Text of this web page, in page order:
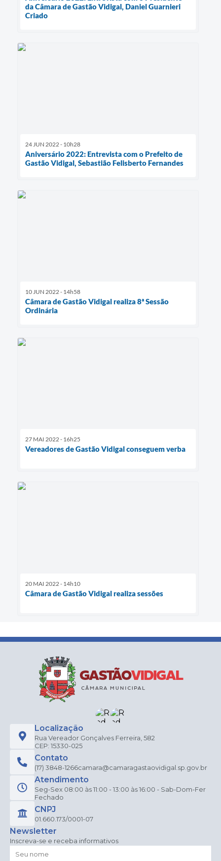
da Câmara de Gastão Vidigal, Daniel Guarnieri
Criado
24 JUN 2022 - 10h28
Aniversário 2022: Entrevista com o Prefeito de
Gastão Vidigal, Sebastião Felisberto Fernandes
10 JUN 2022 - 14h58
Câmara de Gastão Vidigal realiza 8ª Sessão
Ordinária
27 MAI 2022 - 16h25
Vereadores de Gastão Vidigal conseguem verba
20 MAI 2022 - 14h10
Câmara de Gastão Vidigal realiza sessões
Localização
Rua Vereador Gonçalves Ferreira, 582
CEP: 15330-025
Contato
(17) 3848-1266camara@camaragastaovidigal.sp.gov.br
Atendimento
Seg-Sex 08:00 às 11:00 - 13:00 às 16:00 - Sab-Dom-Fer
Fechado
CNPJ
01.660.173/0001-07
Newsletter
Inscreva-se e receba informativos